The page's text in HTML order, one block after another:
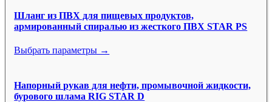
Шланг из ПВХ для пищевых продуктов,
армированный спиралью из жесткого ПВХ STAR PS
Выбрать параметры →
Напорный рукав для нефти, промывочной жидкости,
бурового шлама RIG STAR D